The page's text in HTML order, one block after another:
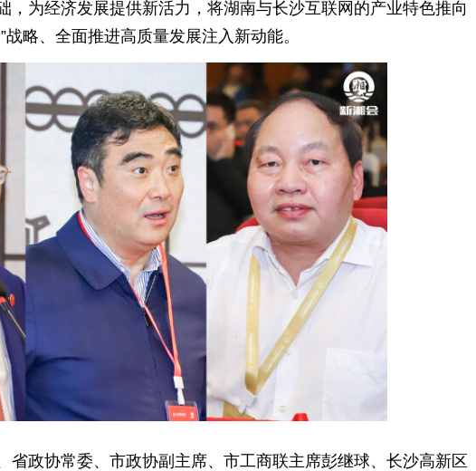
，为经济发展提供新活力，将湖南与长沙互联网的产业特色推向
战略、全面推进高质量发展注入新动能。
省政协常委、市政协副 主席、市工商联主席彭继球、长沙高新区